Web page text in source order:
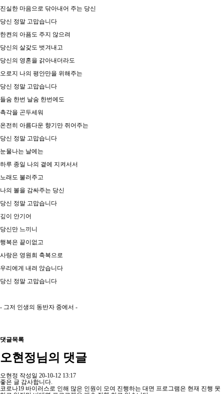
진실한 마음으로 닦아내어 주는 당신
당신 정말 고맙습니다
한켠의 아픔도 주지 않으려
당신의 살갗도 벗겨내고
당신의 영혼을 갉아내더라도
오로지 나의 평안만을 위해주는
당신 정말 고맙습니다
들숨 한번 날숨 한번에도
촉각을 곤두세워
온전히 아름다운 향기만 쥐어주는
당신 정말 고맙습니다
눈물나는 날에는
하루 종일 나의 곁에 지켜서서
노래도 불러주고
나의 볼을 감싸주는 당신
당신 정말 고맙습니다
깊이 안기어
당신만 느끼니
행복은 끝이없고
사랑은 영원희 축복으로
우리에게 내려 앉습니다
당신 정말 고맙습니다
- 그저 인생의 동반자 중에서 -
댓글목록
오현정님의 댓글
오현정 작성일 20-10-12 13:17
좋은 글 감사합니다.
코로나19 바이러스로 인해 많은 인원이 모여 진행하는 대면 프로그램은 현재 진행 못